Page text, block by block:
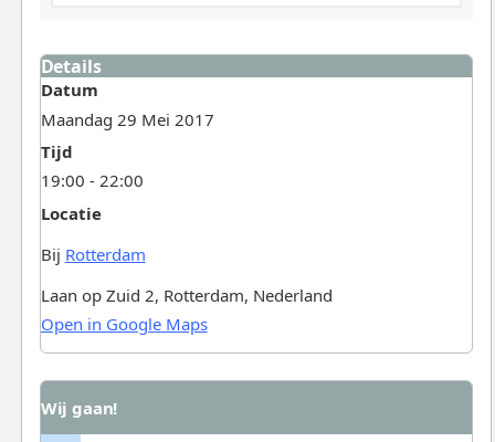
Details
Datum
Maandag 29 Mei 2017
Tijd
19:00 - 22:00
Locatie
Bij Rotterdam
Laan op Zuid 2, Rotterdam, Nederland
Open in Google Maps
Wij gaan!